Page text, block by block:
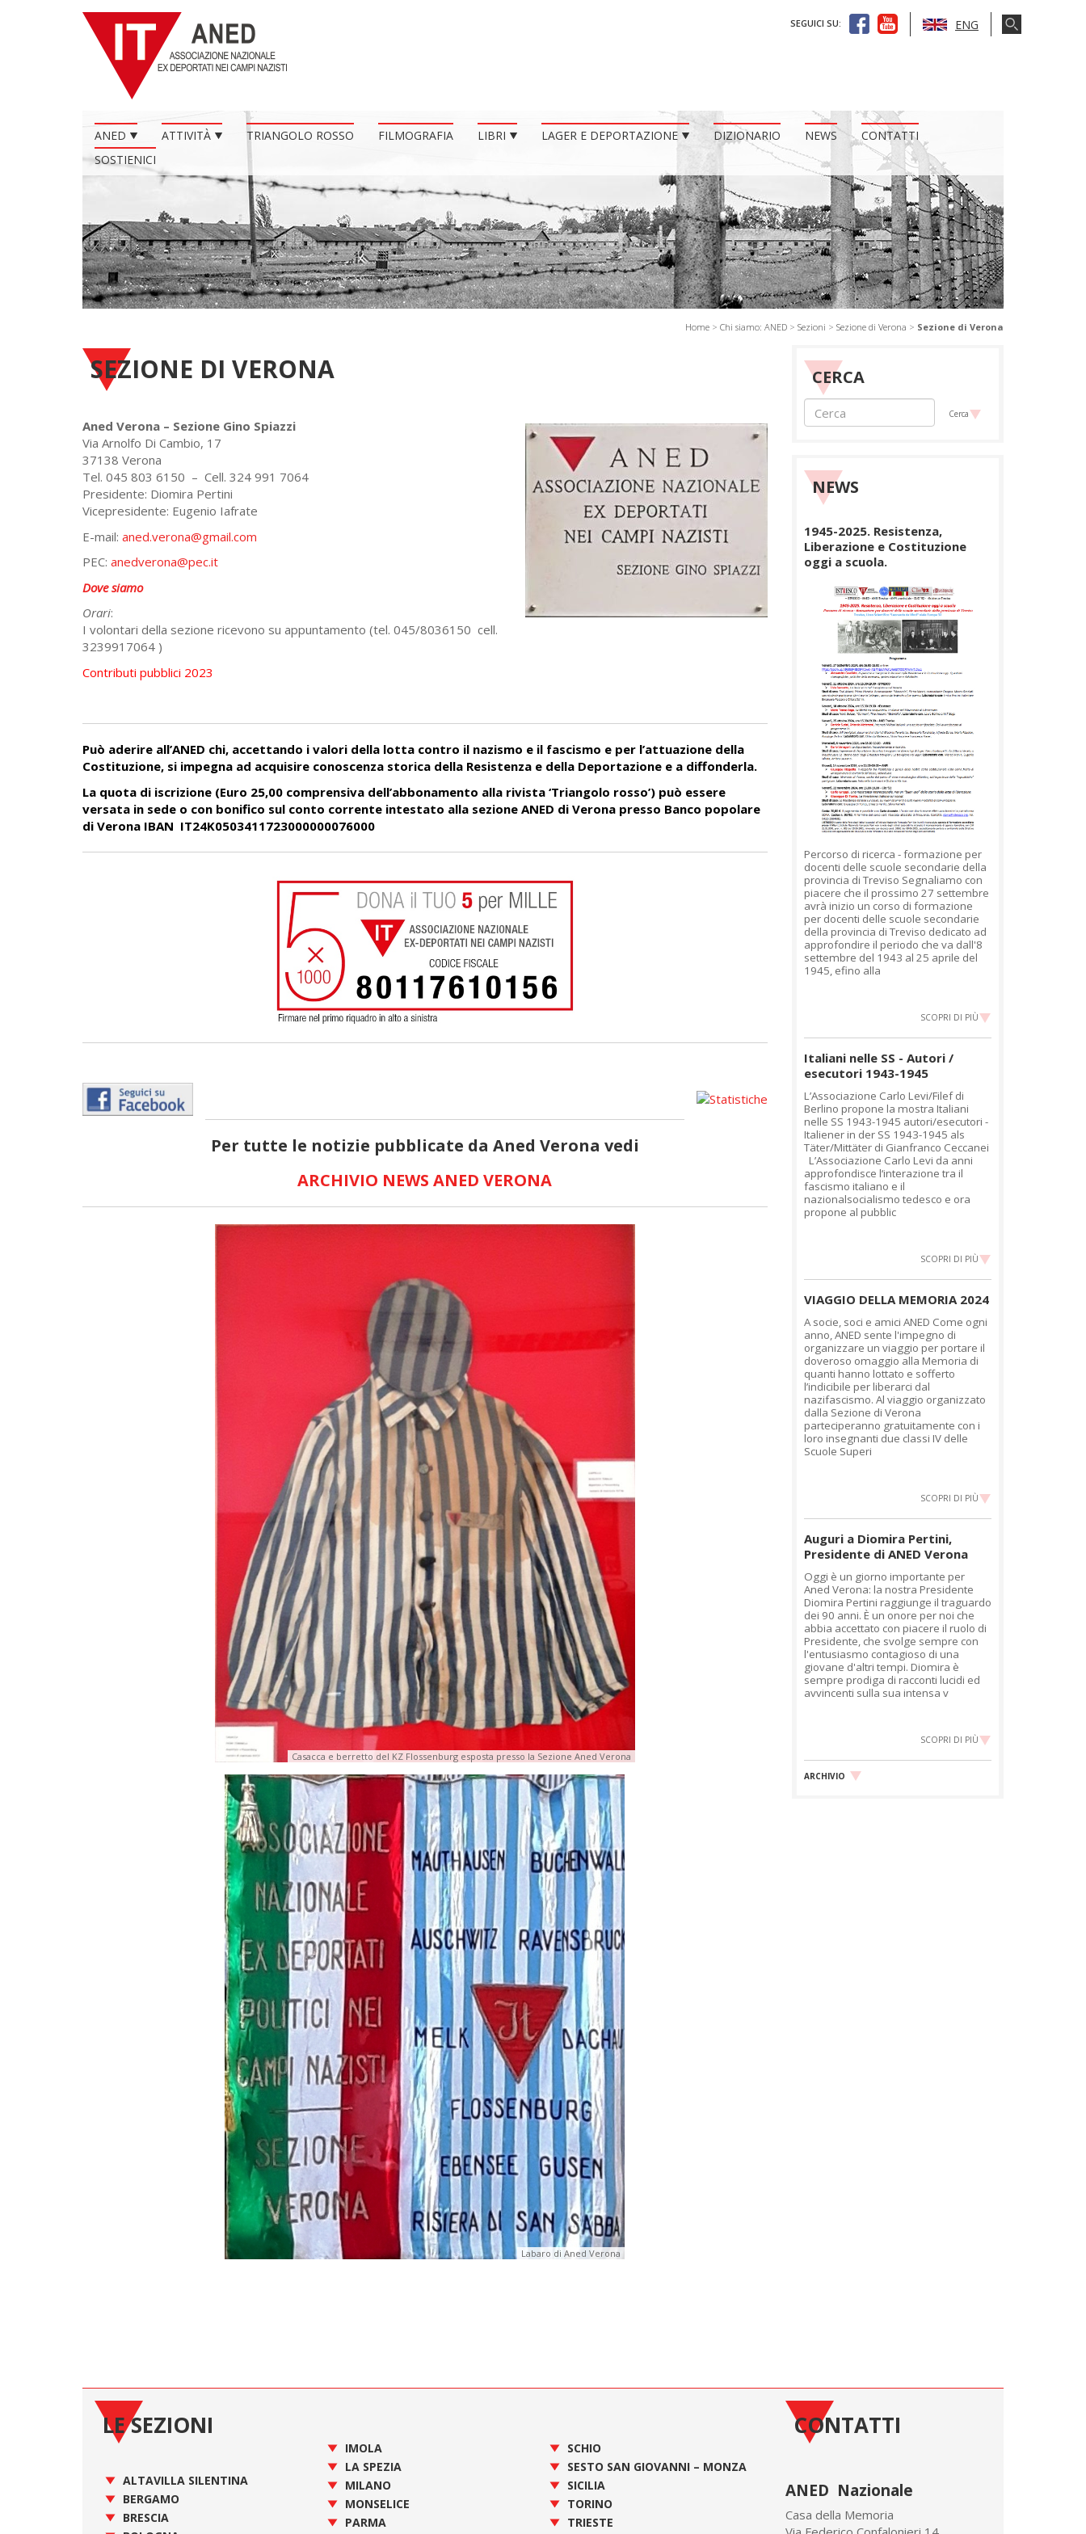
SEGUICI SU: ENG
ANED ATTIVITÀ TRIANGOLO ROSSO FILMOGRAFIA LIBRI LAGER E DEPORTAZIONE DIZIONARIO NEWS
CONTATTI
SOSTIENICI
Home > Chi siamo: ANED > Sezioni > Sezione di Verona > Sezione di Verona
SEZIONE DI VERONA
Aned Verona – Sezione Gino Spiazzi
Via Arnolfo Di Cambio, 17
37138 Verona
Tel. 045 803 6150 – Cell. 324 991 7064
Presidente: Diomira Pertini
Vicepresidente: Eugenio Iafrate
E-mail: aned.verona@gmail.com
PEC: anedverona@pec.it
Dove siamo
Orari:
I volontari della sezione ricevono su appuntamento (tel. 045/8036150 cell.
3239917064 )
Contributi pubblici 2023
Può aderire all’ANED chi, accettando i valori della lotta contro il nazismo e il fascismo e per l’attuazione della
Costituzione, si impegna ad acquisire conoscenza storica della Resistenza e della Deportazione e a diffonderla.
La quota di iscrizione (Euro 25,00 comprensiva dell’abbonamento alla rivista ‘Triangolo rosso’) può essere
versata in sede o con bonifico sul conto corrente intestato alla sezione ANED di Verona presso Banco popolare
di Verona IBAN IT24K0503411723000000076000
Per tutte le notizie pubblicate da Aned Verona vedi
ARCHIVIO NEWS ANED VERONA
Casacca e berretto del KZ Flossenburg esposta presso la Sezione Aned Verona
Labaro di Aned Verona
CERCA
Cerca
NEWS
1945-2025. Resistenza,
Liberazione e Costituzione
oggi a scuola.
Percorso di ricerca - formazione per
docenti delle scuole secondarie della
provincia di Treviso Segnaliamo con
piacere che il prossimo 27 settembre
avrà inizio un corso di formazione
per docenti delle scuole secondarie
della provincia di Treviso dedicato ad
approfondire il periodo che va dall'8
settembre del 1943 al 25 aprile del
1945, efino alla
SCOPRI DI PIÙ
Italiani nelle SS - Autori /
esecutori 1943-1945
L’Associazione Carlo Levi/Filef di
Berlino propone la mostra Italiani
nelle SS 1943-1945 autori/esecutori -
Italiener in der SS 1943-1945 als
Täter/Mittäter di Gianfranco Ceccanei
L’Associazione Carlo Levi da anni
approfondisce l‘interazione tra il
fascismo italiano e il
nazionalsocialismo tedesco e ora
propone al pubblic
SCOPRI DI PIÙ
VIAGGIO DELLA MEMORIA 2024
A socie, soci e amici ANED Come ogni
anno, ANED sente l'impegno di
organizzare un viaggio per portare il
doveroso omaggio alla Memoria di
quanti hanno lottato e sofferto
l’indicibile per liberarci dal
nazifascismo. Al viaggio organizzato
dalla Sezione di Verona
parteciperanno gratuitamente con i
loro insegnanti due classi IV delle
Scuole Superi
SCOPRI DI PIÙ
Auguri a Diomira Pertini,
Presidente di ANED Verona
Oggi è un giorno importante per
Aned Verona: la nostra Presidente
Diomira Pertini raggiunge il traguardo
dei 90 anni. È un onore per noi che
abbia accettato con piacere il ruolo di
Presidente, che svolge sempre con
l'entusiasmo contagioso di una
giovane d'altri tempi. Diomira è
sempre prodiga di racconti lucidi ed
avvincenti sulla sua intensa v
SCOPRI DI PIÙ
ARCHIVIO
LE SEZIONI
ALTAVILLA SILENTINA
BERGAMO
BRESCIA
IMOLA
LA SPEZIA
MILANO
MONSELICE
PARMA
SCHIO
SESTO SAN GIOVANNI – MONZA
SICILIA
TORINO
TRIESTE
CONTATTI
ANED Nazionale
Casa della Memoria